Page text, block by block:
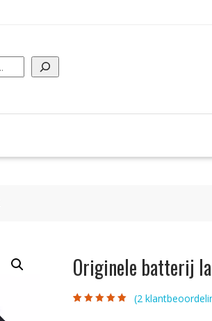
Originele batterij
(2